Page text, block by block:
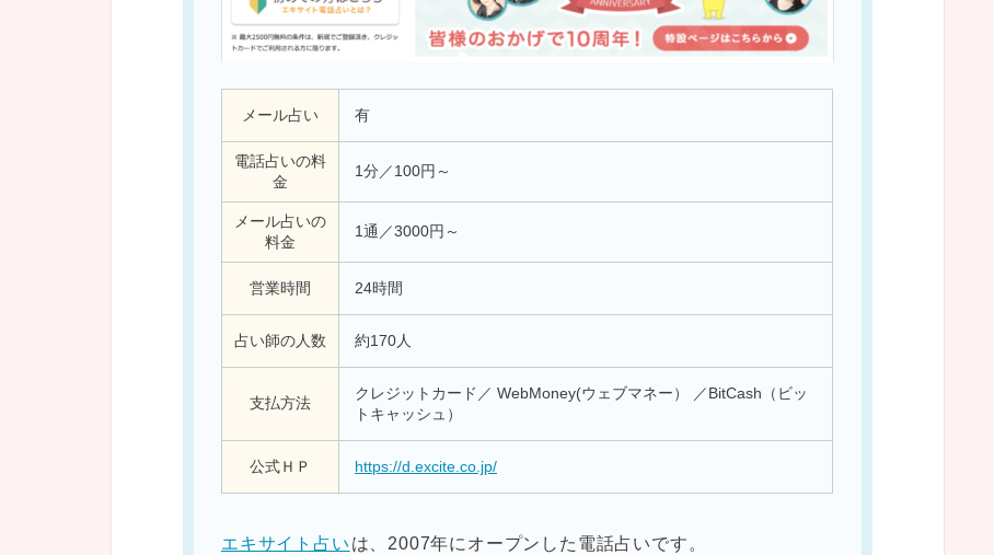
メール占い 有
電話占いの料
金
1分／100円～
メール占いの
料金
1通／3000円～
営業時間 24時間
占い師の人数 約170人
支払方法
クレジットカード／ WebMoney(ウェブマネー） ／BitCash（ビッ
トキャッシュ）
公式ＨＰ https://d.excite.co.jp/
エキサイト占い は、2007年にオープンした電話占いです。